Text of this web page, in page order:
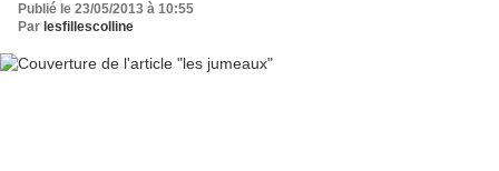
Publié le 23/05/2013 à 10:55
Par lesfillescolline